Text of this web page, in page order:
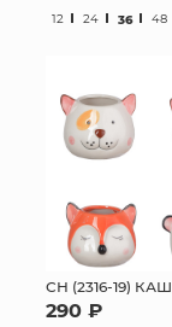
12 24 36 48
СН (2316-19)
290 ₽